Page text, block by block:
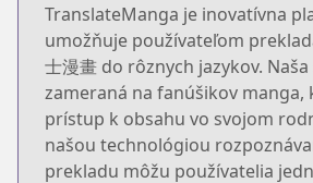
TranslateManga je inovatívna
umožňuje používateľom
士漫畫 do rôznych jazykov.
zameraná na fanúšikov
prístup k obsahu vo svojom
našou technológiou
prekladu môžu používatelia